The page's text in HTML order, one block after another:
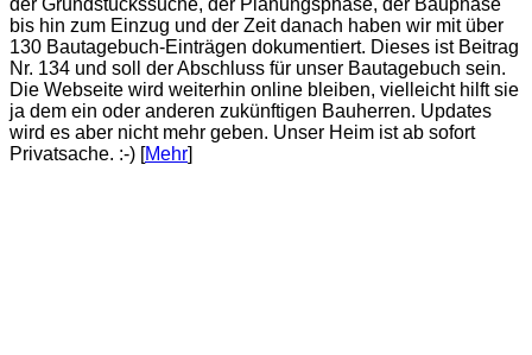
bis hin zum Einzug und der Zeit danach haben wir mit über
130 Bautagebuch-Einträgen dokumentiert. Dieses ist Beitrag
Nr. 134 und soll der Abschluss für unser Bautagebuch sein.
Die Webseite wird weiterhin online bleiben, vielleicht hilft sie
ja dem ein oder anderen zukünftigen Bauherren. Updates
wird es aber nicht mehr geben. Unser Heim ist ab sofort
Privatsache. :-) [Mehr]